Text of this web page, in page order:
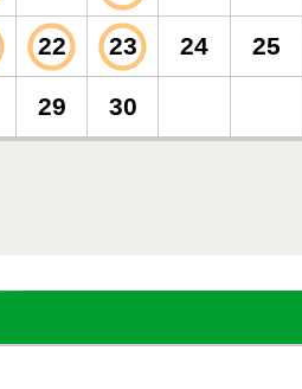
22 23 24 25
29 30